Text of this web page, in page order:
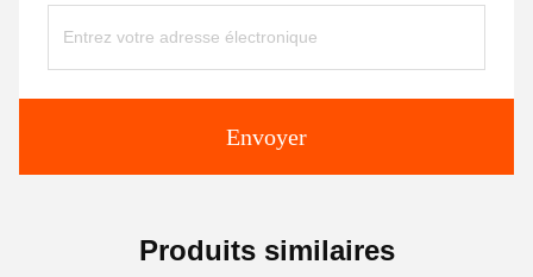
Envoyer
Produits similaires